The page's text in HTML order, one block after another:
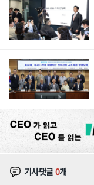
기사댓글0개